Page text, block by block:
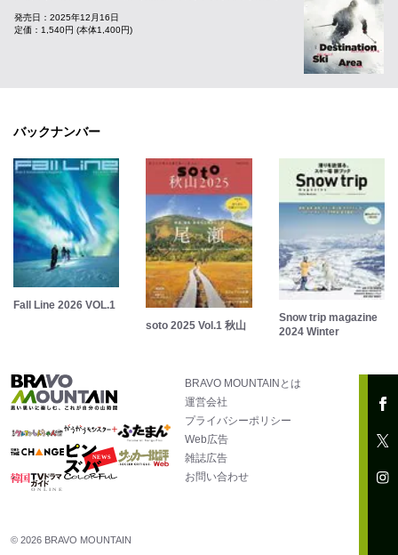
発売日：2025年12月16日
定価：1,540円 (本体1,400円)
バックナンバー
Fall Line 2026 VOL.1
soto 2025 Vol.1 秋山
Snow trip magazine
2024 Winter
BRAVO MOUNTAINとは
運営会社
プライバシーポリシー
Web広告
雑誌広告
お問い合わせ
© 2026 BRAVO MOUNTAIN